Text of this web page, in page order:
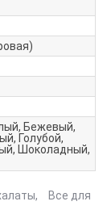
Бежевый,
Голубой,
Шоколадный,
,
Все для